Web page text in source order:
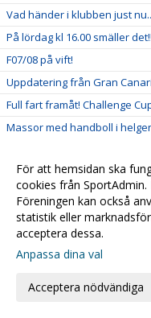
Vad händer i klubben just
På lördag kl 16.00 smäller det!!
F07/08 på vift!
Uppdatering från Gran
Full fart framåt! Challenge
Massor med handboll i
Kristianstad Handboll
Kvartsfinalerna!
Damerna är vidare!
Sarah - Månadens spelare i
Alla till hallen fredagkväll!
För att hemsidan ska
cookies från
Föreningen kan också
statistik eller
acceptera dessa.
Anpassa dina val
Acceptera nödvändiga